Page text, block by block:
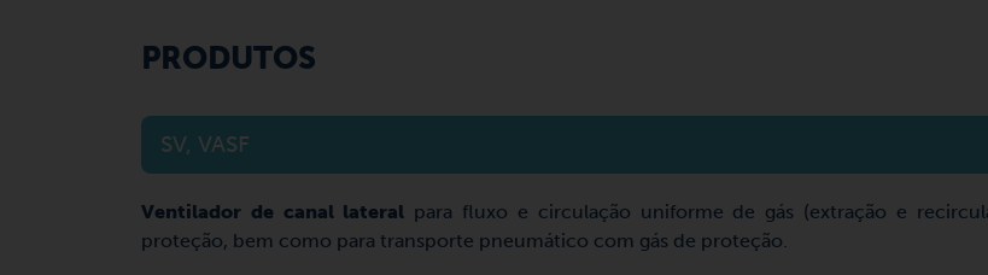
PRODUTOS
SV, VASF
Ventilador de canal lateral para fluxo e circulação uniforme de gás (extração e
proteção, bem como para transporte pneumático com gás de proteção.